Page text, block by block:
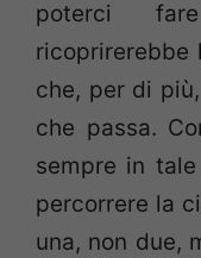
poterci
ricoprirerebbe
che, per di
che passa.
sempre in
percorrere la
una, non due,